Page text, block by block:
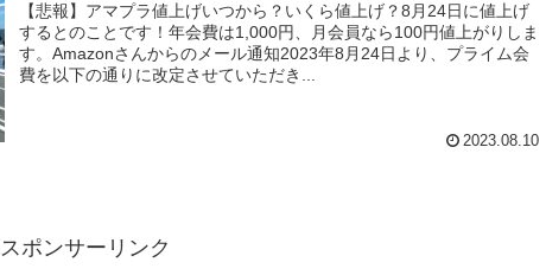
【悲報】アマプラ値上げいつから？いくら値上げ？8月24日に値上げ
するとのことです！年会費は1,000円、月会員なら100円値上がりしま
す。Amazonさんからのメール通知2023年8月24日より、プライム会
費を以下の通りに改定させていただき...
2023.08.10
スポンサーリンク